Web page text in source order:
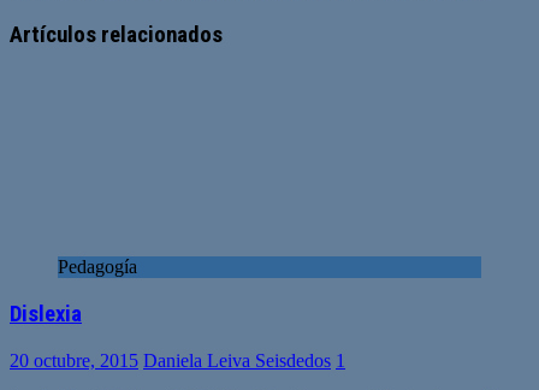
web
Artículos relacionados
Pedagogía
Dislexia
20 octubre, 2015 Daniela Leiva Seisdedos 1